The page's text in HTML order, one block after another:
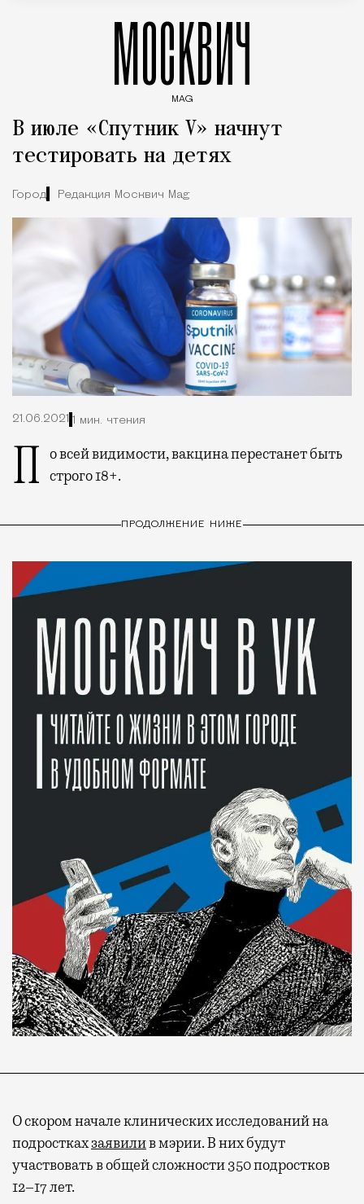
МОСКВИЧ
MAG
В июле «Спутник V» начнут
тестировать на детях
Город Редакция Москвич Mag
21.06.2021 1 мин. чтения
По всей видимости, вакцина перестанет быть строго 18+.
ПРОДОЛЖЕНИЕ НИЖЕ
О скором начале клинических исследований на
подросткахзаявилив мэрии. В них будут
участвовать в общей сложности 350 подростков
12–17 лет.